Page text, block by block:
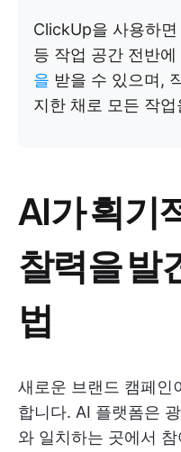
ClickUp을 사용하
등 작업 공간 전반에
을 받을 수 있으며,
지한 채로 모든 작
AI가 획기
찰력을 발
법
새로운 브랜드 캠페인
합니다. AI 플랫폼은
와 일치하는 곳에서